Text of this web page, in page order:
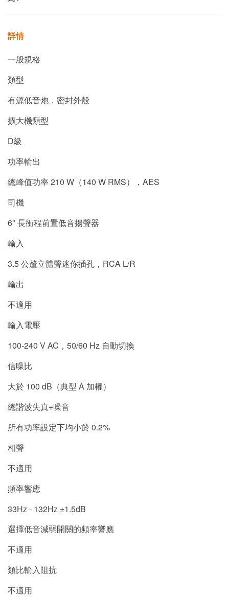
詳情
一般規格
類型
有源低音炮，密封外殼
擴大機類型
D級
功率輸出
總峰值功率 210 W（140 W RMS），AES
司機
6" 長衝程前置低音揚聲器
輸入
3.5 公釐立體聲迷你插孔，RCA L/R
輸出
不適用
輸入電壓
100-240 V AC，50/60 Hz 自動切換
信噪比
大於 100 dB（典型 A 加權）
總諧波失真+噪音
所有功率設定下均小於 0.2%
相聲
不適用
頻率響應
33Hz - 132Hz ±1.5dB
選擇低音減弱開關的頻率響應
不適用
類比輸入阻抗
不適用